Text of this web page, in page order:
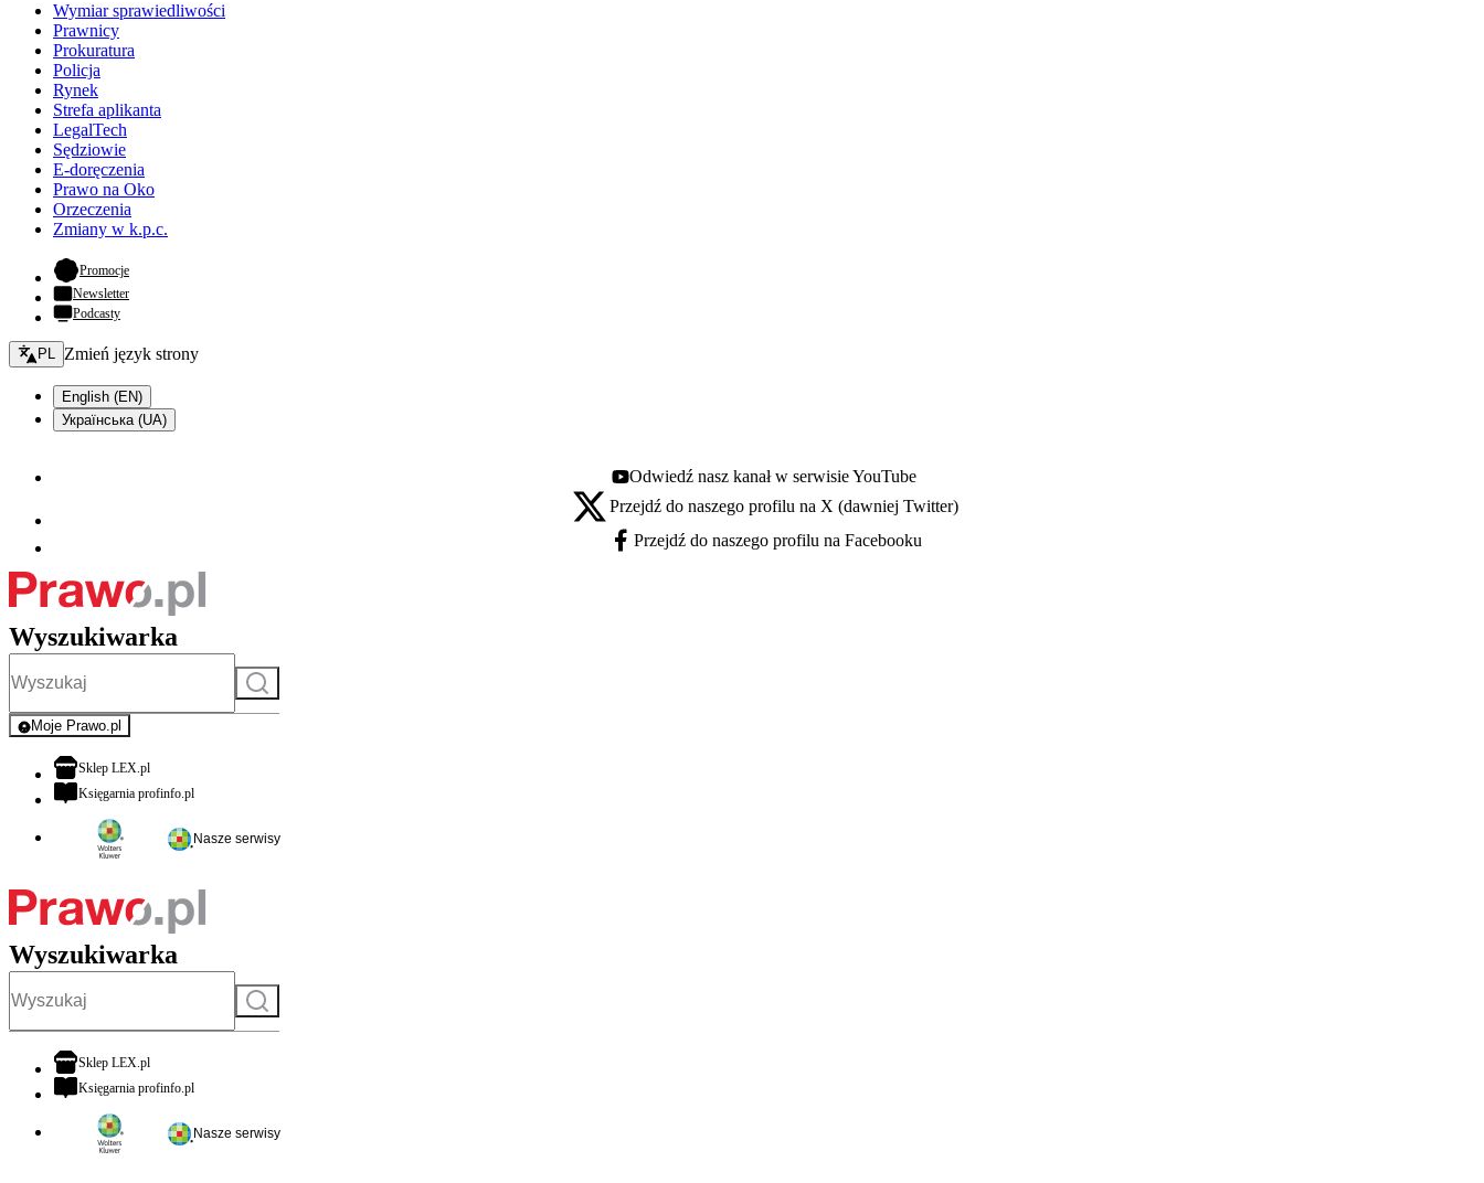
Wymiar sprawiedliwości
Prawnicy
Prokuratura
Policja
Rynek
Strefa aplikanta
LegalTech
Sędziowie
E-doręczenia
Prawo na Oko
Orzeczenia
Zmiany w k.p.c.
Promocje- otwiera się w nowej karcie
Newsletter
Podcasty
Zmień język - bieżący:
PL Zmień język strony
English (EN)
Українська (UA)
Youtube - otwiera się w nowej karcie
Odwiedź nasz kanał w serwisie YouTube
X - otwiera się w nowej karcie
Przejdź do naszego profilu na X (dawniej Twitter)
Facebook - otwiera się w nowej karcie
Przejdź do naszego profilu na Facebooku
Wyszukiwarka
Szukaj
Moje Prawo.pl
- rejestracja i logowanie do serwisu
Sklep LEX.plotwiera się w nowej karcie
Księgarnia profinfo.plotwiera się w nowej karcie
Nasze serwisy
Wyszukiwarka
Szukaj
Sklep LEX.plotwiera się w nowej karcie
Księgarnia profinfo.plotwiera się w nowej karcie
Nasze serwisy